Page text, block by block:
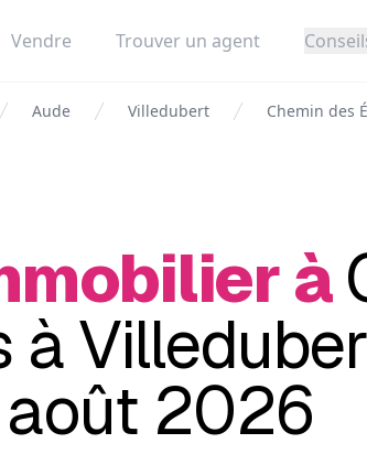
Vendre Trouver un agent
Aude Villedubert Chemin des
à
à
2026